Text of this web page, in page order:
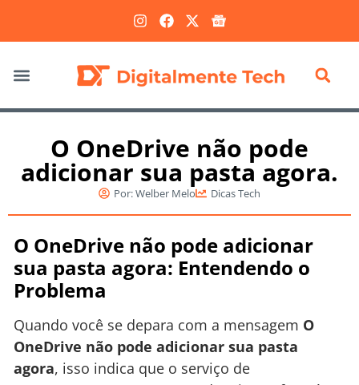
O OneDrive não pode
adicionar sua pasta agora.
Por:Welber Melo Dicas Tech
O OneDrive não pode adicionar
sua pasta agora: Entendendo o
Problema
Quando você se depara com a mensagem O
OneDrive não pode adicionar sua pasta
agora, isso indica que o serviço de